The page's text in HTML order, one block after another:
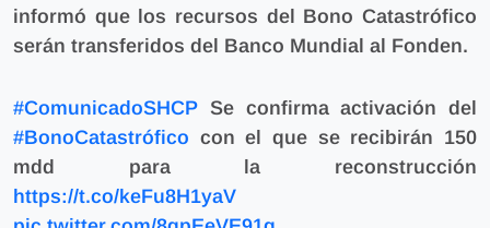
informó que los recursos del Bono Catastrófico
serán transferidos del Banco Mundial al Fonden.
#ComunicadoSHCP Se confirma activación del
#BonoCatastrófico con el que se recibirán 150
mdd para la reconstrucción
https://t.co/keFu8H1yaV